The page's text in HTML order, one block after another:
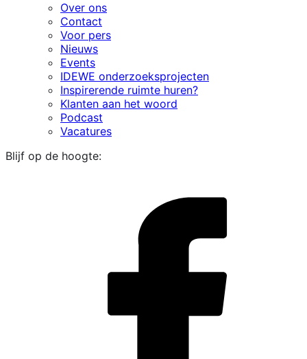
Over ons
Contact
Voor pers
Nieuws
Events
IDEWE onderzoeksprojecten
Inspirerende ruimte huren?
Klanten aan het woord
Podcast
Vacatures
Blijf op de hoogte: